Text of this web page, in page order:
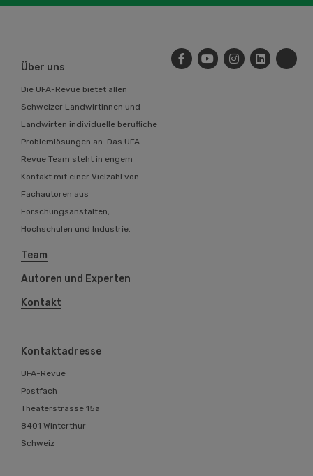
Über uns
Die UFA-Revue bietet allen
Schweizer Landwirtinnen und
Landwirten individuelle berufliche
Problemlösungen an. Das UFA-
Revue Team steht in engem
Kontakt mit einer Vielzahl von
Fachautoren aus
Forschungsanstalten,
Hochschulen und Industrie.
Team
Autoren und Experten
Kontakt
Kontaktadresse
UFA-Revue
Postfach
Theaterstrasse 15a
8401 Winterthur
Schweiz